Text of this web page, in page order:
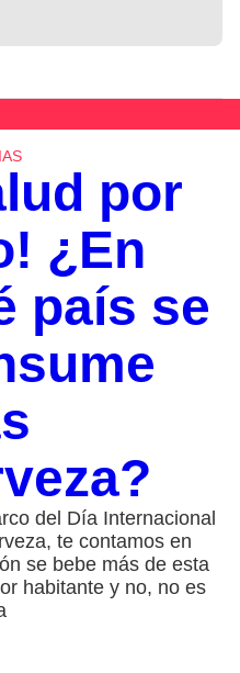
por
¿En
país se
del Día Internacional
te contamos en
se bebe más de esta
habitante y no, no es